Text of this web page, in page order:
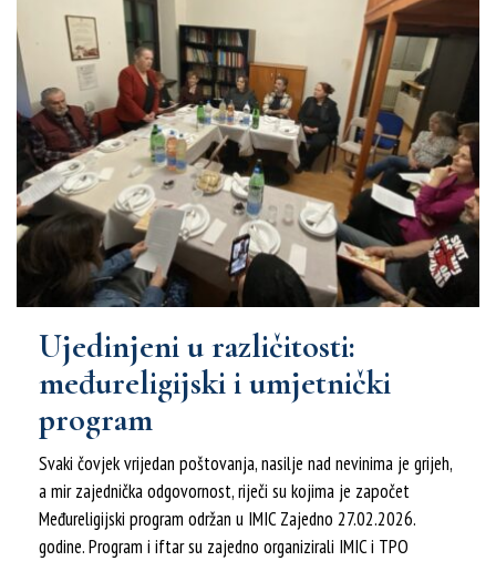
Ujedinjeni u različitosti:
međureligijski i umjetnički
program
Svaki čovjek vrijedan poštovanja, nasilje nad nevinima je grijeh,
a mir zajednička odgovornost, riječi su kojima je započet
Međureligijski program održan u IMIC Zajedno 27.02.2026.
godine. Program i iftar su zajedno organizirali IMIC i TPO